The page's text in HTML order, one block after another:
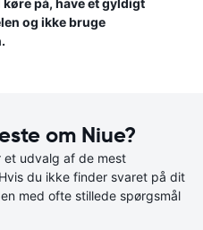
på, have et gyldigt
og ikke bruge
om Niue?
et udvalg af de mest
du ikke finder svaret på dit
med ofte stillede spørgsmål